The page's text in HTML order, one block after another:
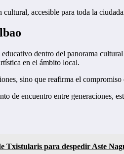
accesible para toda la
dentro del panorama
en el ámbito local.
sino que reafirma el
de encuentro entre generaciones,
Txistularis para despedir Aste